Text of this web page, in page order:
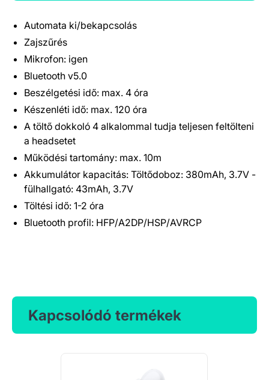
Termék részletek
Automata ki/bekapcsolás
Zajszűrés
Mikrofon: igen
Bluetooth v5.0
Beszélgetési idő: max. 4 óra
Készenléti idő: max. 120 óra
A töltő dokkoló 4 alkalommal tudja teljesen feltölteni
a headsetet
Működési tartomány: max. 10m
Akkumulátor kapacitás: Töltődoboz: 380mAh, 3.7V -
fülhallgató: 43mAh, 3.7V
Töltési idő: 1-2 óra
Bluetooth profil: HFP/A2DP/HSP/AVRCP
Kapcsolódó termékek